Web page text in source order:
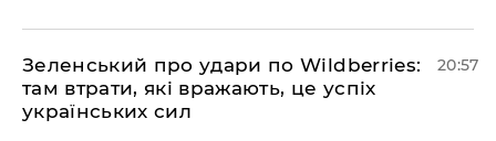
Зеленський про удари по Wildberries:
там втрати, які вражають, це успіх
українських сил
20:57